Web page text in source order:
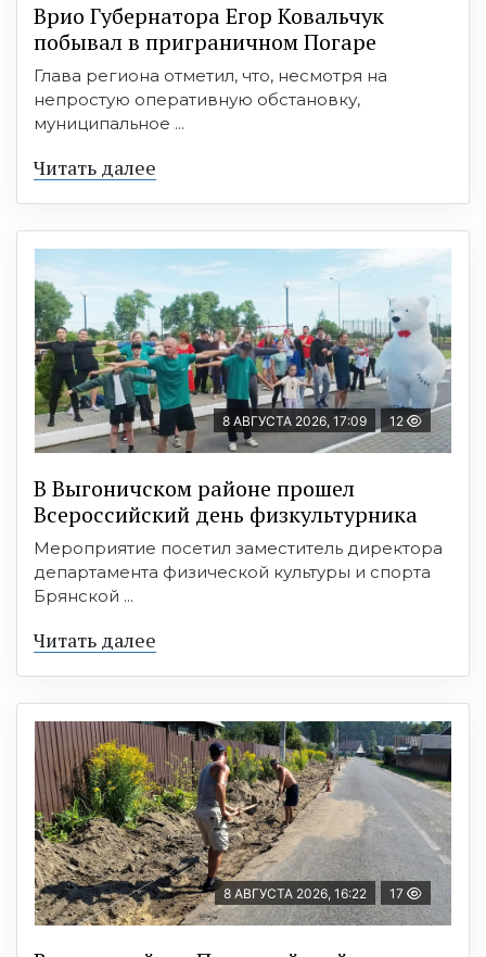
Врио Губернатора Егор Ковальчук
побывал в приграничном Погаре
Глава региона отметил, что, несмотря на
непростую оперативную обстановку,
муниципальное ...
Читать далее
8 АВГУСТА 2026, 17:09 12
В Выгоничском районе прошел
Всероссийский день физкультурника
Мероприятие посетил заместитель директора
департамента физической культуры и спорта
Брянской ...
Читать далее
8 АВГУСТА 2026, 16:22 17